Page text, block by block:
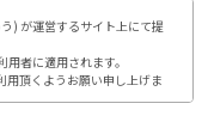
) が運営するサイト上にて提
者に適用されます。
用頂くようお願い申し上げま